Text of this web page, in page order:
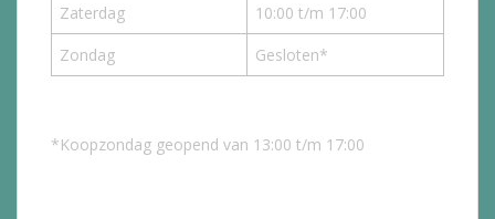
Zaterdag
10:00 t/m 17:00
Zondag
Gesloten*
*Koopzondag geopend van 13:00 t/m 17:00